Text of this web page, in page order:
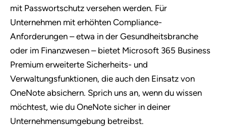
mit Passwortschutz versehen werden. Für
Unternehmen mit erhöhten Compliance-
Anforderungen – etwa in der Gesundheitsbranche
oder im Finanzwesen – bietet Microsoft 365 Business
Premium erweiterte Sicherheits- und
Verwaltungsfunktionen, die auch den Einsatz von
OneNote absichern. Sprich uns an, wenn du wissen
möchtest, wie du OneNote sicher in deiner
Unternehmensumgebung betreibst.